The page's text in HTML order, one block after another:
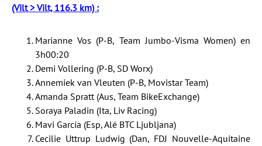
(Vilt > Vilt, 116.3 km) :
Marianne Vos (P-B, Team Jumbo-Visma Women) en
3h00:20
Demi Vollering (P-B, SD Worx)
Annemiek van Vleuten (P-B, Movistar Team)
Amanda Spratt (Aus, Team BikeExchange)
Soraya Paladin (Ita, Liv Racing)
Mavi García (Esp, Alé BTC Ljubljana)
Cecilie Uttrup Ludwig (Dan, FDJ Nouvelle-Aquitaine